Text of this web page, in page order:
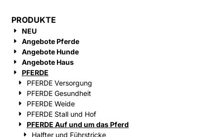
PRODUKTE
NEU
Angebote Pferde
Angebote Hunde
Angebote Haus
PFERDE
PFERDE Versorgung
PFERDE Gesundheit
PFERDE Weide
PFERDE Stall und Hof
PFERDE Auf und um das Pferd
Halfter und Führstricke